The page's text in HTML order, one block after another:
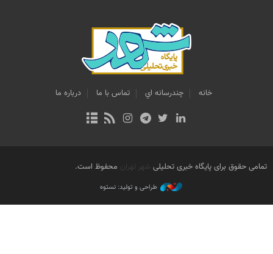
خانه چندرسانه اي تماس با ما درباره ما
تمامی حقوق برای پایگاه خبری تحلیلی شهر تهران محفوظ است.
طراحی و تولید: نستوه